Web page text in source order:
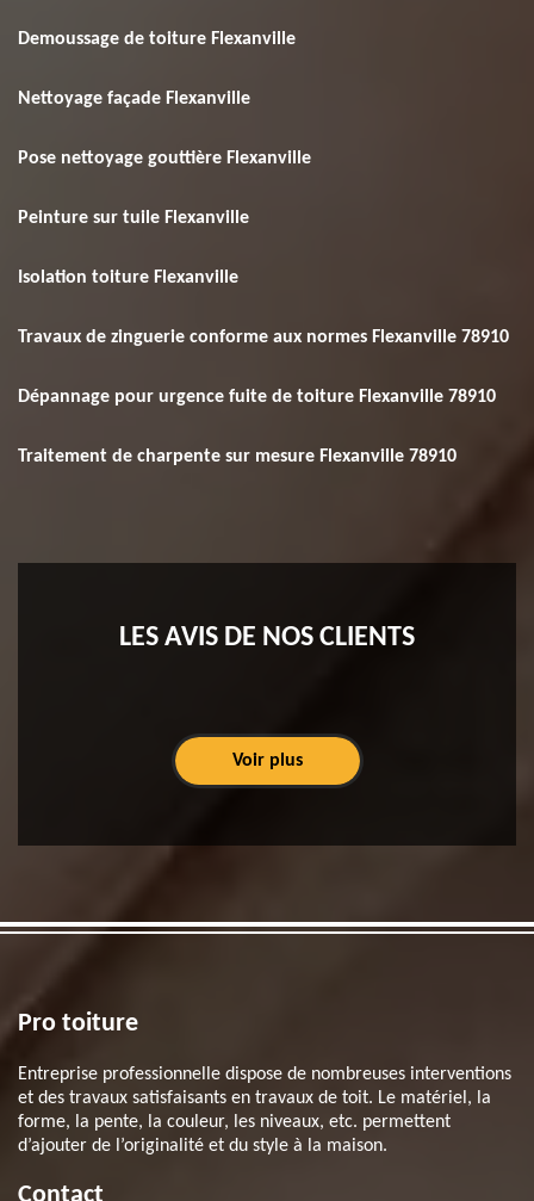
Demoussage de toiture Flexanville
Nettoyage façade Flexanville
Pose nettoyage gouttière Flexanville
Peinture sur tuile Flexanville
Isolation toiture Flexanville
Travaux de zinguerie conforme aux normes Flexanville 78910
Dépannage pour urgence fuite de toiture Flexanville 78910
Traitement de charpente sur mesure Flexanville 78910
LES AVIS DE NOS CLIENTS
Voir plus
Pro toiture
Entreprise professionnelle dispose de nombreuses interventions
et des travaux satisfaisants en travaux de toit. Le matériel, la
forme, la pente, la couleur, les niveaux, etc. permettent
d’ajouter de l’originalité et du style à la maison.